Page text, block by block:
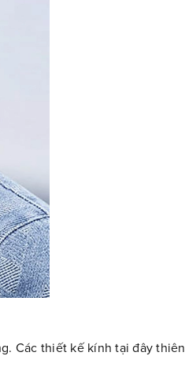
Các thiết kế kính tại đây thiên